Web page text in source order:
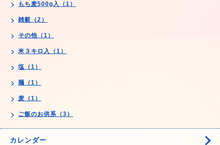
もち麦500g入（1）
雑穀（2）
その他（1）
米３キロ入（1）
塩（1）
麺（1）
麦（1）
ご飯のお供系（3）
カレンダー